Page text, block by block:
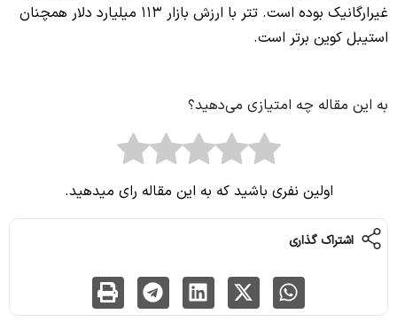
غیرارگانیک بوده است. تتر با ارزش بازار 113 میلیارد دلار همچنان
استیبل کوین برتر است.
به این مقاله چه امتیازی می‌دهید؟
اولین نفری باشید که به این مقاله رای میدهید.
اشتراک گذاری